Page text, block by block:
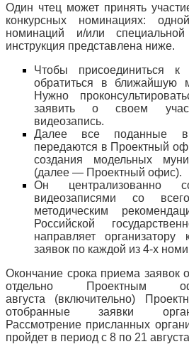
Один чтец может принять
конкурсных номинациях:
номинаций и/или
инструкция представлена ниже.
Чтобы присоединиться к
обратиться в ближайшую
Нужно
заявить о своем
видеозапись.
Далее все поданные в
передаются в Проектный
создания модельных
(далее ― Проектный офис).
Он централизованно
видеозаписями со
методическим
Российской
направляет
заявок по каждой из 4-х
Окончание срока приема заявок
отдельно
августа (включительно)
отобранные заявки
Рассмотрение присланных
пройдет в период с 8 по 21